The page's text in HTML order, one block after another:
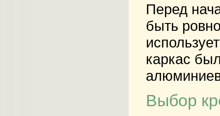
Перед
быть
каркас
Выбор